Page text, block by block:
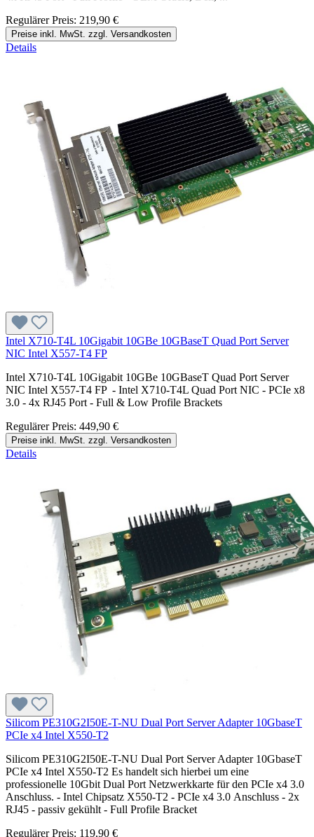
Regulärer Preis: 219,90 €
Preise inkl. MwSt. zzgl. Versandkosten
Details
Intel X710-T4L 10Gigabit 10GBe 10GBaseT Quad Port Server
NIC Intel X557-T4 FP
Intel X710-T4L 10Gigabit 10GBe 10GBaseT Quad Port Server
NIC Intel X557-T4 FP - Intel X710-T4L Quad Port NIC - PCIe x8
3.0 - 4x RJ45 Port - Full & Low Profile Brackets
Regulärer Preis: 449,90 €
Preise inkl. MwSt. zzgl. Versandkosten
Details
Silicom PE310G2I50E-T-NU Dual Port Server Adapter 10GbaseT
PCIe x4 Intel X550-T2
Silicom PE310G2I50E-T-NU Dual Port Server Adapter 10GbaseT
PCIe x4 Intel X550-T2 Es handelt sich hierbei um eine
professionelle 10Gbit Dual Port Netzwerkkarte für den PCIe x4 3.0
Anschluss. - Intel Chipsatz X550-T2 - PCIe x4 3.0 Anschluss - 2x
RJ45 - passiv gekühlt - Full Profile Bracket
Regulärer Preis: 119,90 €